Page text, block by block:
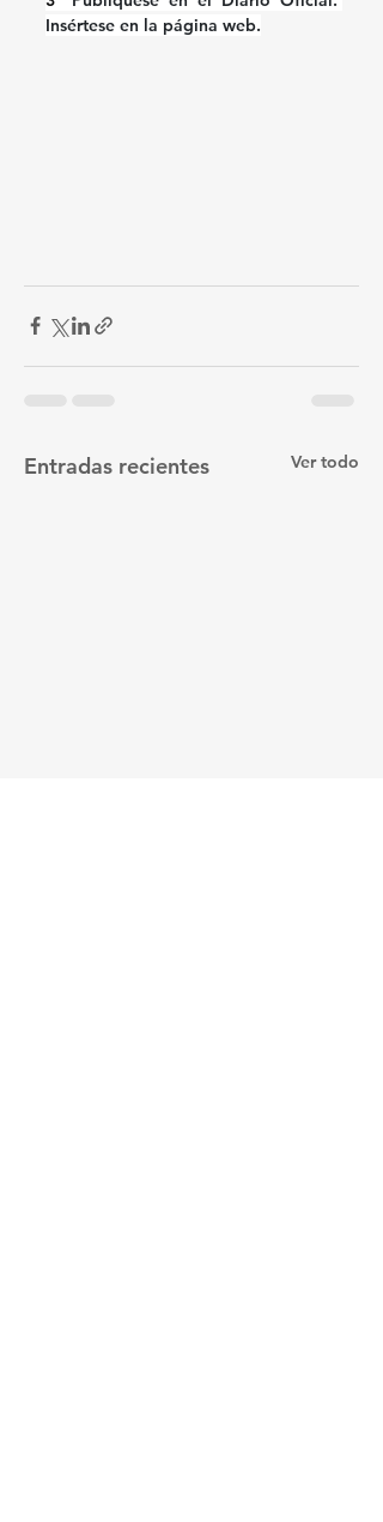
Insértese en la página web.
Entradas recientes Ver todo